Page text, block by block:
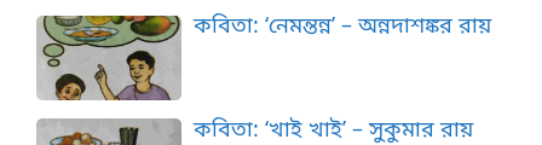
কবিতা: ‘নেমন্তন্ন’ – অন্নদাশঙ্কর রায়
কবিতা: ‘খাই খাই’ – সুকুমার রায়